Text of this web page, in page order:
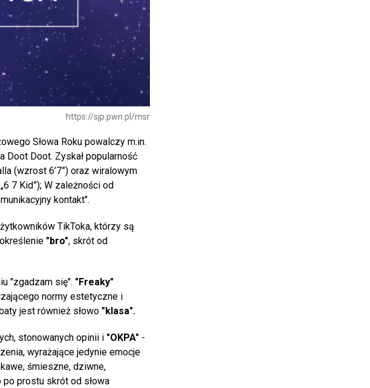
https://sjp.pwn.pl/msr
Słowa Roku powalczy m.in.
Doot. Zyskał popularność
(wzrost 6’7”) oraz wiralowym
7 Kid”); W zależności od
kontakt".
TikToka, którzy są
"bro", skrót od
"zgadzam się". "Freaky"
normy estetyczne i
jest również słowo "klasa".
stonowanych opinii i "OKPA" -
wyrażające jedynie emocje
śmieszne, dziwne,
po prostu skrót od słowa